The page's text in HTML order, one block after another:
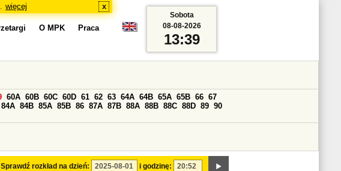
więcej x
O MPK Praca
Sprawdź rozkład na dzień: i godzinę:
60A 60B 60C 60D 61 62 63 64A 64B 65A 65B 66 67
84A 84B 85A 85B 86 87A 87B 88A 88B 88C 88D 89 90
Sobota
08-08-2026
13:39